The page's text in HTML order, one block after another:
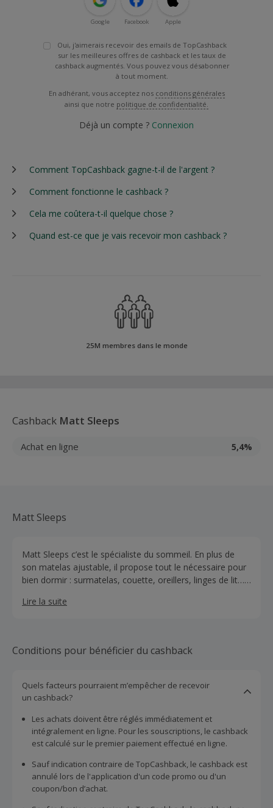
Google Facebook Apple
Oui, j'aimerais recevoir des emails de TopCashback
sur les meilleures offres de cashback et les taux de
cashback augmentés. Vous pouvez vous désabonner
à tout moment.
En adhérant, vous acceptez nos conditions générales
ainsi que notre politique de confidentialité.
Déjà un compte ? Connexion
Comment TopCashback gagne-t-il de l'argent ?
Comment fonctionne le cashback ?
Cela me coûtera-t-il quelque chose ?
Quand est-ce que je vais recevoir mon cashback ?
25M membres dans le monde
Cashback Matt Sleeps
Achat en ligne 5,4%
Matt Sleeps
Matt Sleeps c’est le spécialiste du sommeil. En plus de
son matelas ajustable, il propose tout le nécessaire pour
bien dormir : surmatelas, couette, oreillers, linges de lit…
l’art en Europe, au Portugal.
Lire la suite
Conditions pour bénéficier du cashback
Quels facteurs pourraient m’empêcher de recevoir
un cashback?
Les achats doivent être réglés immédiatement et
intégralement en ligne. Pour les souscriptions, le cashback
est calculé sur le premier paiement effectué en ligne.
Sauf indication contraire de TopCashback, le cashback est
annulé lors de l'application d'un code promo ou d'un
coupon/bon d’achat.